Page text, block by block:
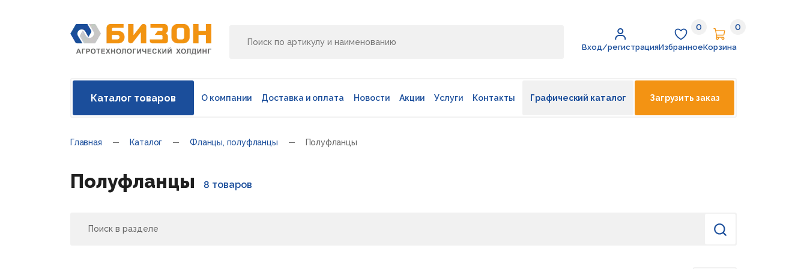
Вход/регистрация
Избранное
0
Избранное
Корзина
0
Корзина
Каталог товаров О компании Доставка и оплата Новости Акции Услуги Контакты Графический каталог Загрузить заказ
Главная Каталог Фланцы, полуфланцы Полуфланцы
Полуфланцы 8 товаров
Найти